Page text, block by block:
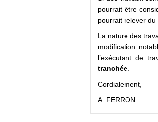
pourrait être
pourrait relever du
La nature des
modification
l’exécutant de
tranchée.
Cordialement,
A. FERRON